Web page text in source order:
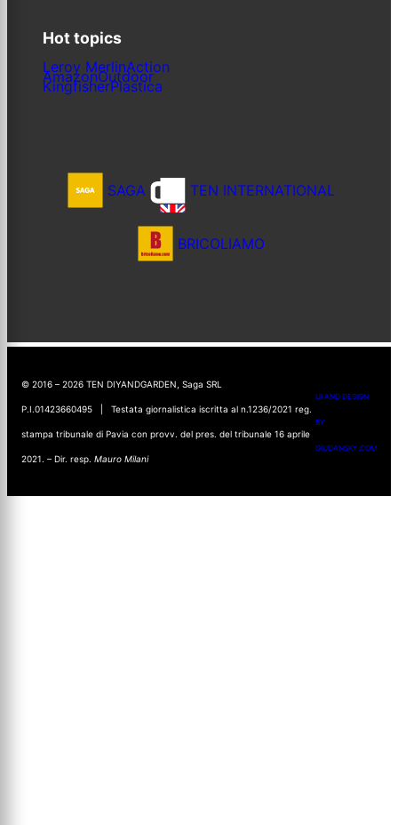
Hot topics
Leroy MerlinAction
AmazonOutdoor
KingfisherPlastica
SAGA TEN INTERNATIONAL
BRICOLIAMO
© 2016 – 2026 TEN DIYANDGARDEN, Saga SRL
P.I.01423660495 | Testata giornalistica iscritta al n.1236/2021 reg.
stampa tribunale di Pavia con provv. del pres. del tribunale 16 aprile
2021. – Dir. resp. Mauro Milani
UI AND DESIGN
BY
GIUDANSKY.COM